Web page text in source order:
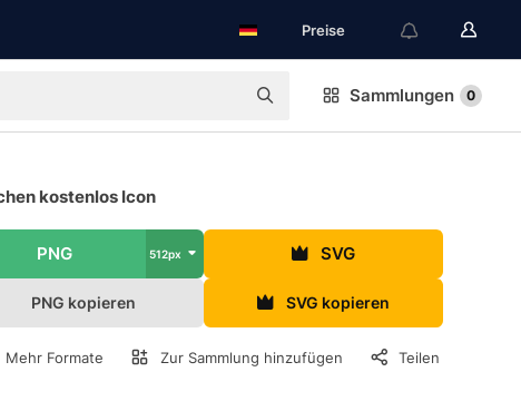
Preise
Sammlungen 0
kostenlos Icon
PNG 512px SVG
PNG kopieren SVG kopieren
Mehr Formate Zur Sammlung hinzufügen Teilen